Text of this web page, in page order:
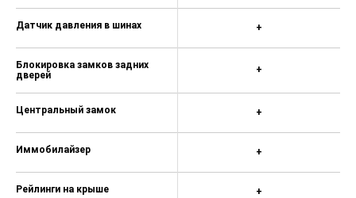
Датчик давления в шинах
Блокировка замков задних
дверей
Центральный замок
Иммобилайзер
Рейлинги на крыше
+
+
+
+
+